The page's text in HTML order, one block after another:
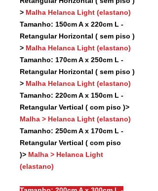
> Malha Helanca Light (elastano)
Tamanho: 150cm A x 220cm L -
Retangular Horizontal ( sem piso )
> Malha Helanca Light (elastano)
Tamanho: 170cm A x 250cm L -
Retangular Horizontal ( sem piso )
> Malha Helanca Light (elastano)
Tamanho: 220cm A x 150cm L -
Retangular Vertical ( com piso )>
Malha > Helanca Light (elastano)
Tamanho: 250cm A x 170cm L -
Retangular Vertical ( com piso
)> Malha > Helanca Light
(elastano)